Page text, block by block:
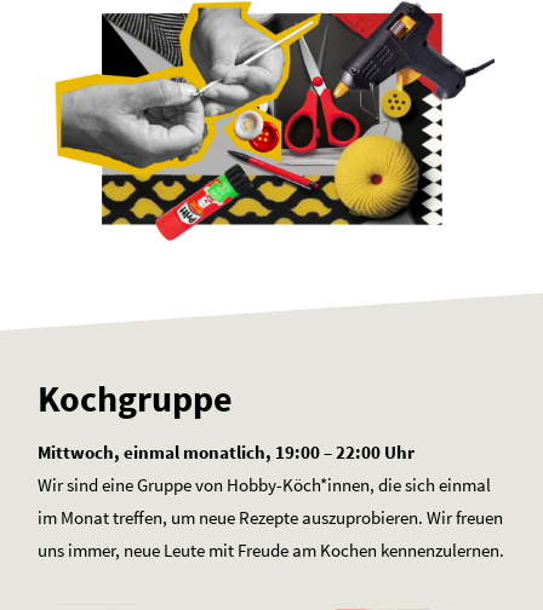
Kochgruppe
Mittwoch, einmal monatlich, 19:00 – 22:00 Uhr
Wir sind eine Gruppe von Hobby-Köch*innen, die sich einmal
im Monat treffen, um neue Rezepte auszuprobieren. Wir freuen
uns immer, neue Leute mit Freude am Kochen kennenzulernen.